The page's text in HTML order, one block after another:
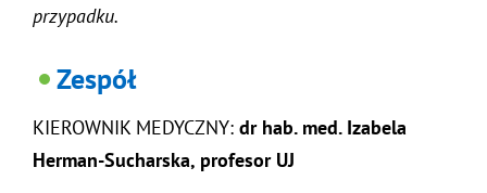
przypadku.
Zespół
KIEROWNIK MEDYCZNY: dr hab. med. Izabela
Herman-Sucharska, profesor UJ